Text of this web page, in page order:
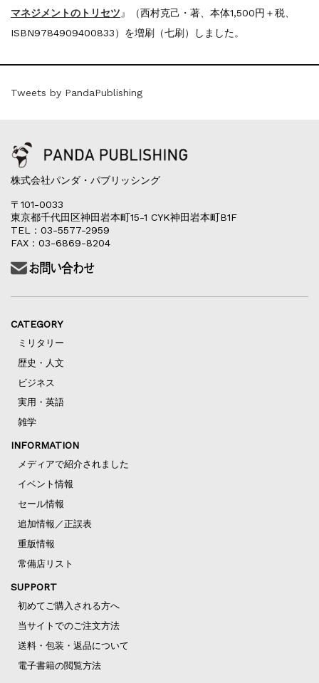
マネジメントのトリセツ 』（西村克己・著、本体1,500円＋税、
ISBN9784909400833）を増刷（七刷）しました。
Tweets by PandaPublishing
株式会社パンダ・パブリッシング
〒101-0033
東京都千代田区神田岩本町15-1 CYK神田岩本町B1F
TEL：03-5577-2959
FAX：03-6869-8204
CATEGORY
ミリタリー
歴史・人文
ビジネス
実用・英語
雑学
INFORMATION
メディアで紹介されました
イベント情報
セール情報
追加情報／正誤表
重版情報
常備店リスト
SUPPORT
初めてご購入される方へ
当サイトでのご注文方法
送料・包装・返品について
電子書籍の閲覧方法